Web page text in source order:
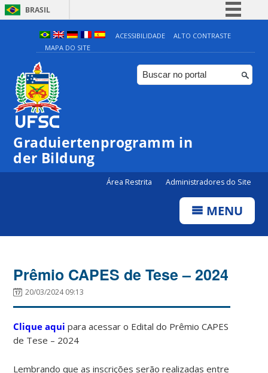
BRASIL
Simplifique!
Comunica BR
Participe
ACESSIBILIDADE
ALTO CONTRASTE
MAPA DO SITE
Graduiertenprogramm in
der Bildung
Área Restrita Administradores do Site
MENU
Prêmio CAPES de Tese – 2024
20/03/2024 09:13
Clique aquipara acessar o Edital do Prêmio CAPES
de Tese – 2024
Lembrando que as inscrições serão realizadas entre